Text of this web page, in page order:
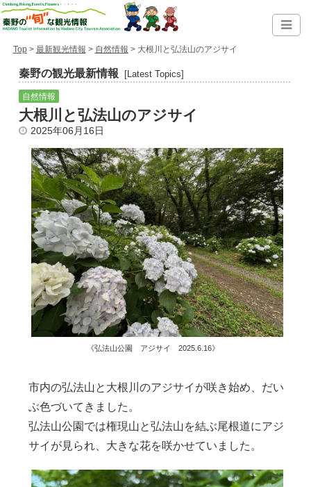
Top> 最新観光情報 > 自然情報 > 大根川と弘法山のアジサイ
秦野の観光最新情報 [Latest Topics]
自然情報
大根川と弘法山のアジサイ
2025年06月16日
《弘法山公園 アジサイ 2025.6.16》
市内の弘法山と大根川のアジサイが咲き始め、だい
ぶ色づいてきました。
弘法山公園では権現山と弘法山を結ぶ尾根道にアジ
サイが見られ、大きな花を咲かせていました。